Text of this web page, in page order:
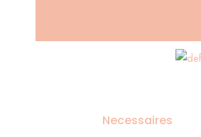
Necessaires